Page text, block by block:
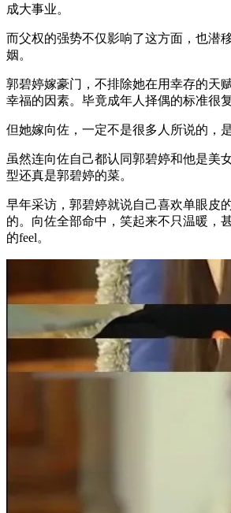
成大事业。
而父权的强势不仅影响了这方面，也潜
姻。
郭碧婷嫁豪门，不排除她在用幸存的天
幸福的因素。毕竟成年人择偶的标准很
但她嫁向佐，一定不是很多人所说的，
虽然连向佐自己都认同郭碧婷和他是美
型还真是郭碧婷的菜。
早年采访，郭碧婷就说自己喜欢单眼皮
的。向佐全部命中，笑起来不只温暖，
的feel。